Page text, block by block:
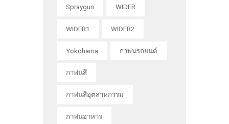
Spraygun WIDER
WIDER1 WIDER2
Yokohama กาพ่นรถยนต์
กาพ่นสี
กาพ่นสีอุตสาหกรรม
กาพ่นอาหาร